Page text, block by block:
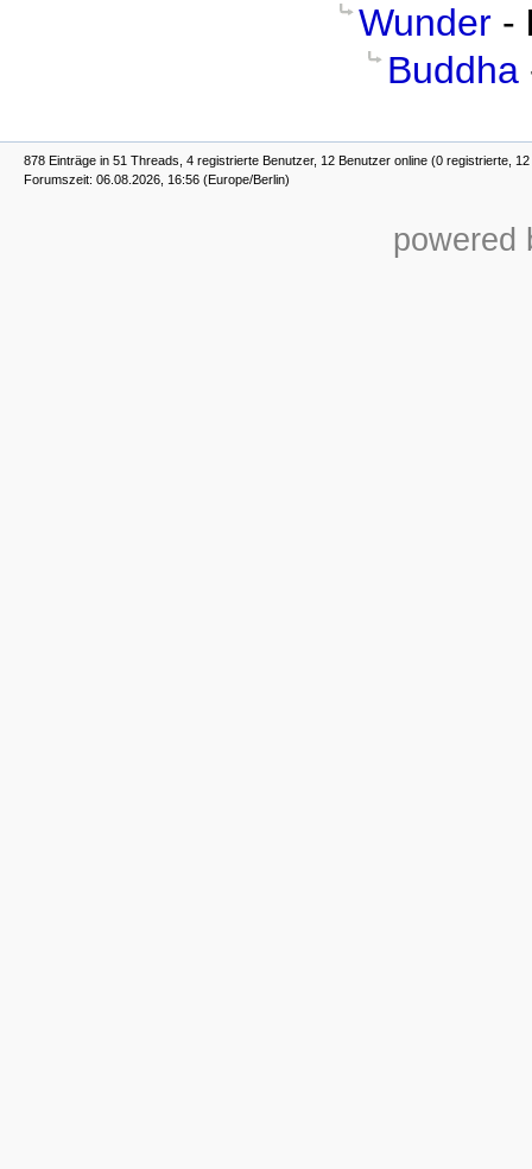
Wunder -
Buddha
878 Einträge in 51 Threads, 4 registrierte Benutzer, 12 Benutzer online (0 registrierte,
Forumszeit: 06.08.2026, 16:56 (Europe/Berlin)
powered